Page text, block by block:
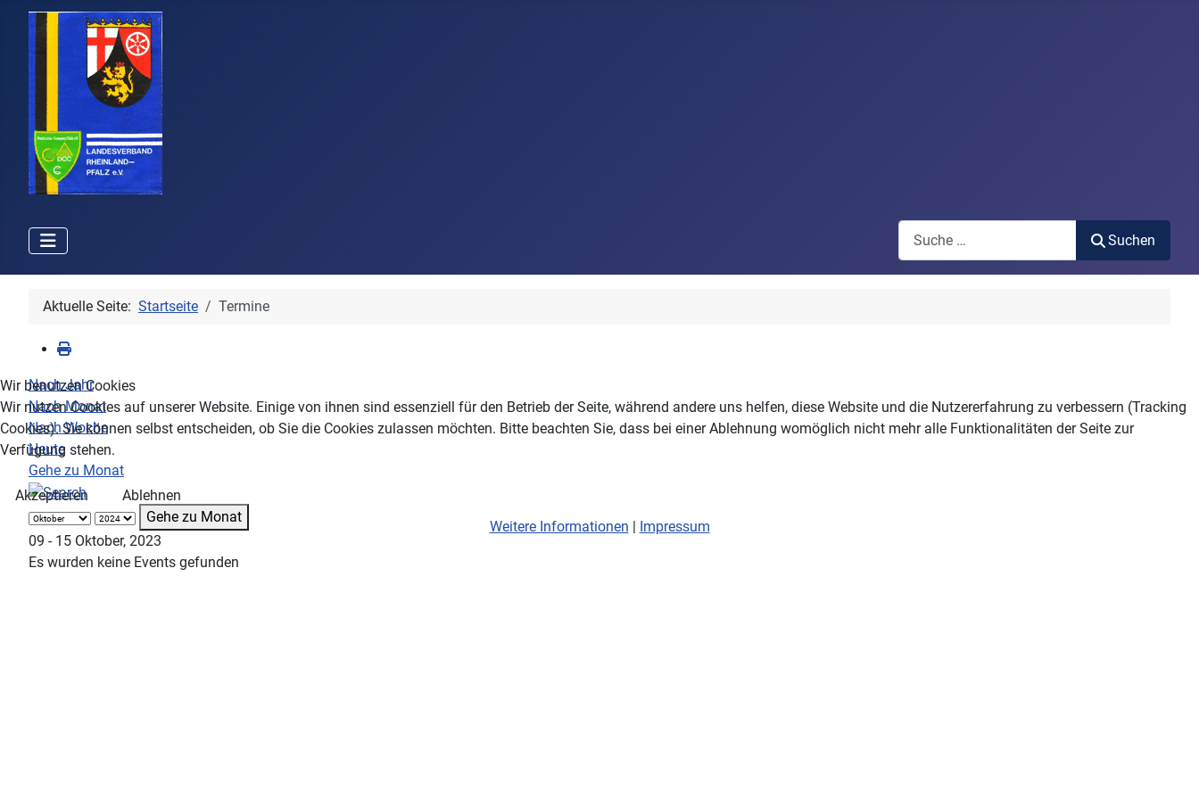
Search
Suchen
Aktuelle Seite: Startseite Termine
Nach Jahr
Nach Monat
Nach Woche
Heute
Gehe zu Monat
Gehe zu Monat
09 - 15 Oktober, 2023
Es wurden keine Events gefunden
Wir benutzen Cookies
Wir nutzen Cookies auf unserer Website. Einige von ihnen sind essenziell für den Betrieb der Seite, während andere uns helfen, diese Website und die Nutzererfahrung zu verbessern (Tracking
Cookies). Sie können selbst entscheiden, ob Sie die Cookies zulassen möchten. Bitte beachten Sie, dass bei einer Ablehnung womöglich nicht mehr alle Funktionalitäten der Seite zur
Verfügung stehen.
Akzeptieren
Ablehnen
Weitere Informationen | Impressum